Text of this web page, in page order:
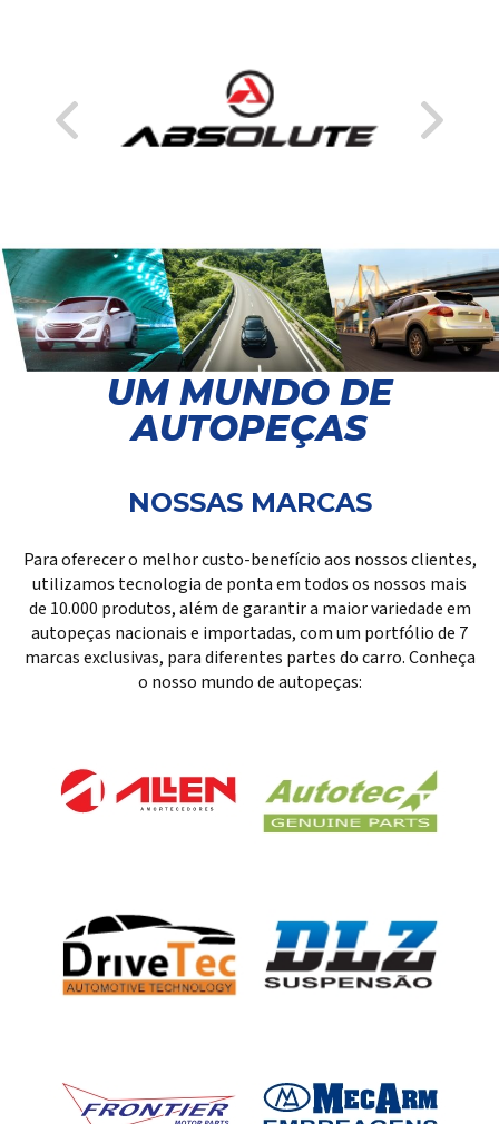
UM MUNDO DE
AUTOPEÇAS
NOSSAS MARCAS
Para oferecer o melhor custo-benefício aos nossos clientes,
utilizamos tecnologia de ponta em todos os nossos mais
de 10.000 produtos, além de garantir a maior variedade em
autopeças nacionais e importadas, com um portfólio de 7
marcas exclusivas, para diferentes partes do carro. Conheça
o nosso mundo de autopeças: